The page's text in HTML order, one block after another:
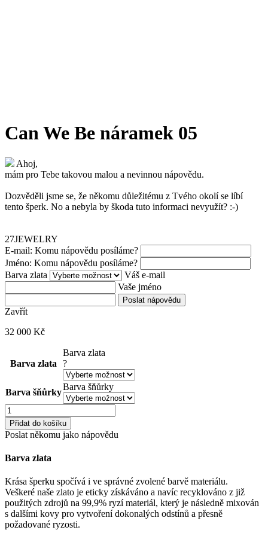
Can We Be náramek 05
Ahoj,
mám pro Tebe takovou malou a nevinnou nápovědu.
Dozvěděli jsme se, že někomu důležitému z Tvého okolí se líbí
tento šperk. No a nebyla by škoda tuto informaci nevyužít? :-)
27JEWELRY
E-mail: Komu nápovědu posíláme?
Jméno: Komu nápovědu posíláme?
Barva zlata
Váš e-mail
Vaše jméno
Poslat nápovědu
Zavřít
32 000 Kč
Barva zlata
Barva zlata
?
Barva šňůrky
Barva šňůrky
Can
We
Be
náramek
množství
Přidat do košíku
Poslat někomu jako nápovědu
Barva zlata
Krása šperku spočívá i ve správné zvolené barvě materiálu.
Veškeré naše zlato je eticky získáváno a navíc recyklováno z již
použitých zdrojů na 99,9% ryzí materiál, který je následně mixován
s dalšími kovy pro vytvoření dokonalých odstínů a přesně
požadované ryzosti.